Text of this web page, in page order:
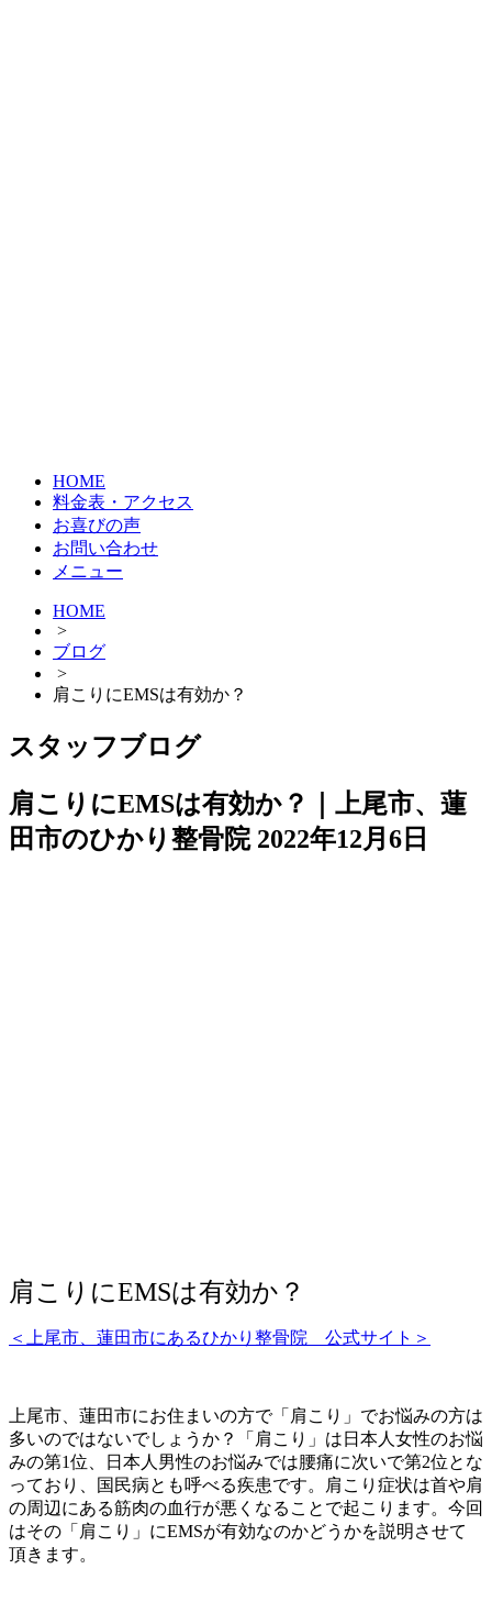
HOME
料金表・アクセス
お喜びの声
お問い合わせ
メニュー
HOME
>
ブログ
>
肩こりにEMSは有効か？
スタッフブログ
肩こりにEMSは有効か？｜上尾市、蓮
田市のひかり整骨院 2022年12月6日
肩こりにEMSは有効か？
＜上尾市、蓮田市にあるひかり整骨院 公式サイト＞
上尾市、蓮田市にお住まいの方で「肩こり」でお悩みの方は
多いのではないでしょうか？「肩こり」は日本人女性のお悩
みの第1位、日本人男性のお悩みでは腰痛に次いで第2位とな
っており、国民病とも呼べる疾患です。肩こり症状は首や肩
の周辺にある筋肉の血行が悪くなることで起こります。今回
はその「肩こり」にEMSが有効なのかどうかを説明させて
頂きます。